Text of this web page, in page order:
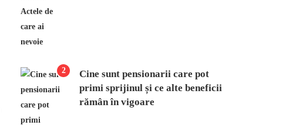
2
Cine sunt pensionarii care pot
primi sprijinul și ce alte beneficii
rămân în vigoare